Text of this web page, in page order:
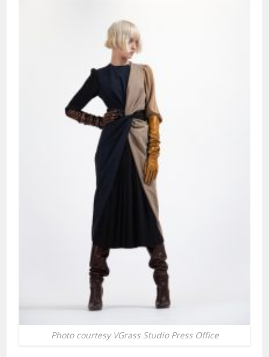
Photo courtesy VGrass Studio Press Office